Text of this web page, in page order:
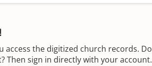
access the digitized church records. Do
Then sign in directly with your account.